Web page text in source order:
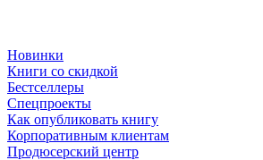
Новинки
Книги со скидкой
Бестселлеры
Спецпроекты
Как опубликовать книгу
Корпоративным клиентам
Продюсерский центр